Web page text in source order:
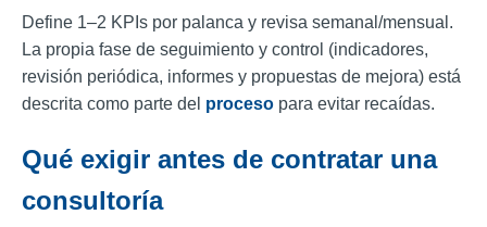
Define 1–2 KPIs por palanca y revisa semanal/mensual.
La propia fase de seguimiento y control (indicadores,
revisión periódica, informes y propuestas de mejora) está
descrita como parte del proceso para evitar recaídas.
Qué exigir antes de contratar una
consultoría